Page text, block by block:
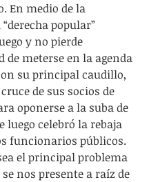
En medio de la
popular”
y no pierde
de meterse en la agenda
su principal caudillo,
de sus socios de
oponerse a la suba de
luego celebró la rebaja
funcionarios públicos.
el principal problema
nos presente a raíz de